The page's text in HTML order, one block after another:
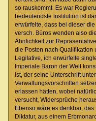
so rauskommt. Es war
bedeutendste Institution ist
erwürfelte, dass bei dieser
versch. Büros wenden also
Ähnlichkeit zur
die Posten nach Qualifikation
Legilative, ich erwürfelte
Imperiale Baron der Welt
ist, der seine Unterschrift
Verwaltungsvorschriften
erlassen hätten, wobei
versucht, Widersprüche
Ebenso wäre es denkbar,
Diktatur, aus einem